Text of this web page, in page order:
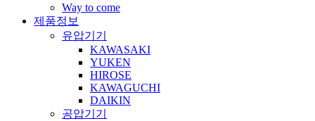
Way to come
제품정보
유압기기
KAWASAKI
YUKEN
HIROSE
KAWAGUCHI
DAIKIN
공압기기